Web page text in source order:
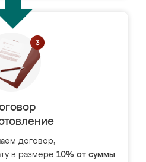
договор,
в размере 10% от суммы